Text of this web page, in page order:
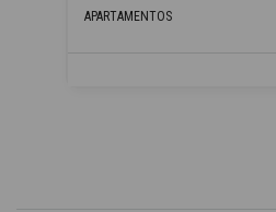
APARTAMENTOS